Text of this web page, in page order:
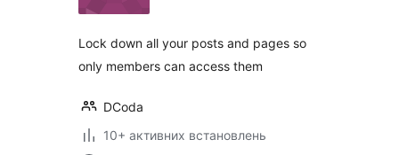
Lock down all your posts and pages so
only members can access them
DCoda
10+ активних встановлень